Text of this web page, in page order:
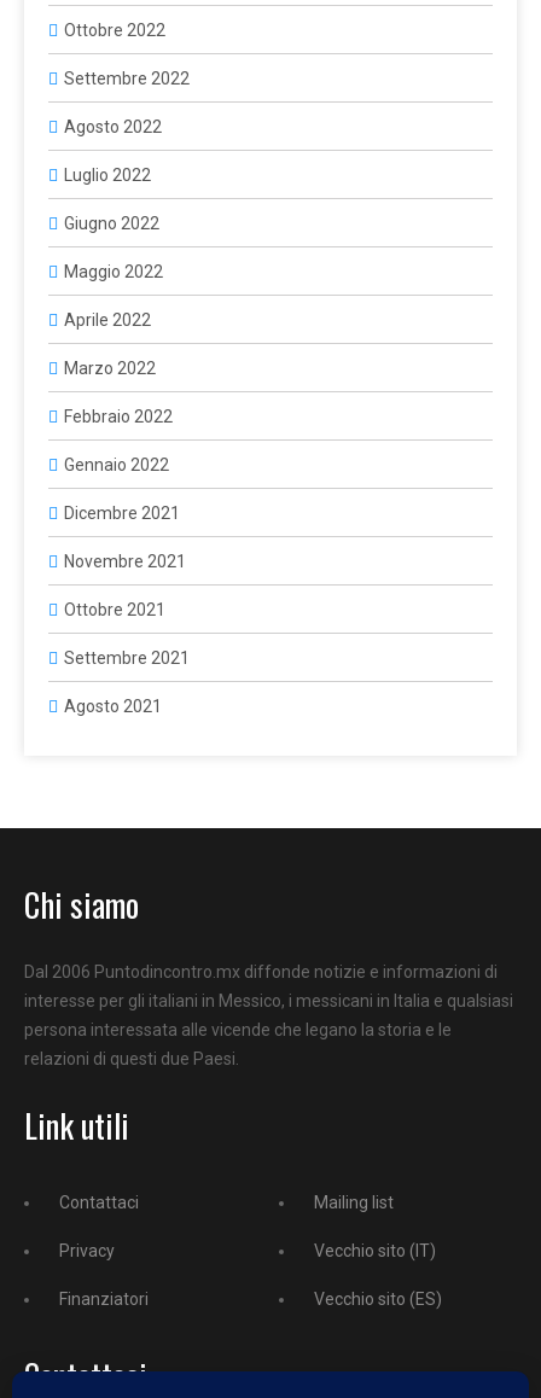
Ottobre 2022
Settembre 2022
Agosto 2022
Luglio 2022
Giugno 2022
Maggio 2022
Aprile 2022
Marzo 2022
Febbraio 2022
Gennaio 2022
Dicembre 2021
Novembre 2021
Ottobre 2021
Settembre 2021
Agosto 2021
Chi siamo
Dal 2006 Puntodincontro.mx diffonde notizie e informazioni di
interesse per gli italiani in Messico, i messicani in Italia e qualsiasi
persona interessata alle vicende che legano la storia e le
relazioni di questi due Paesi.
Link utili
Contattaci
Privacy
Finanziatori
Mailing list
Vecchio sito (IT)
Vecchio sito (ES)
Contattaci